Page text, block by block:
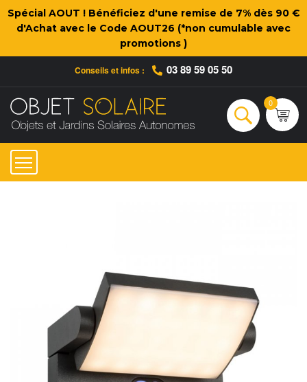
Spécial AOUT ! Bénéficiez d'une remise de 7% dès 90 €
d'Achat avec le Code AOUT26 (*non cumulable avec
promotions )
Conseils et infos : 03 89 59 05 50
Rechercher
0